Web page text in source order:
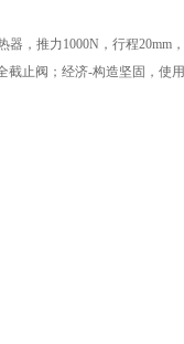
，推力1000N，行程20mm，
截止阀；经济-构造坚固，使用